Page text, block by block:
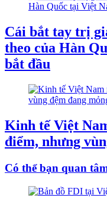
Cái bắt tay trị
theo của Hàn
bắt đầu
Kinh tế Việt
điểm, nhưng
Có thể bạn quan